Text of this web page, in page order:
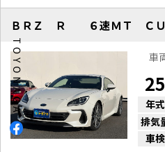
車
年式
排気
車検